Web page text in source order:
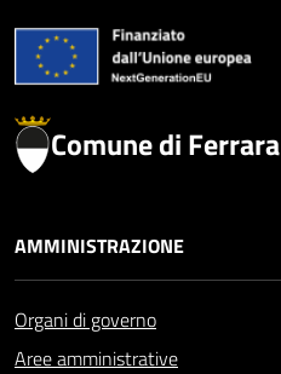
Comune di Ferrara
AMMINISTRAZIONE
Organi di governo
Aree amministrative